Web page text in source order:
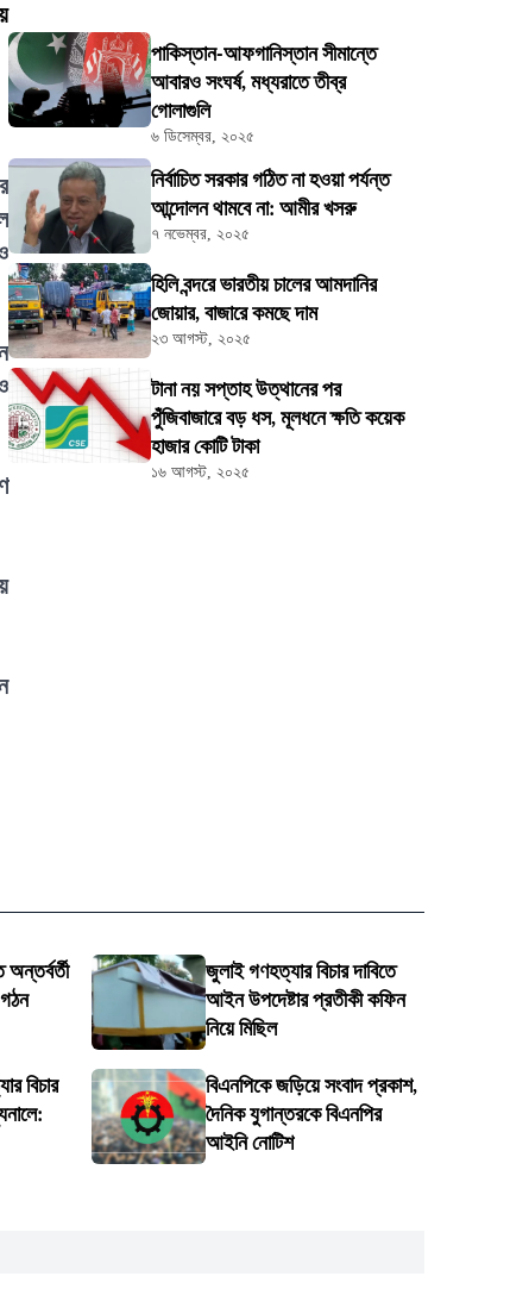
পাকিস্তান-আফগানিস্তান সীমান্তে
আবারও সংঘর্ষ, মধ্যরাতে তীব্র
গোলাগুলি
৬ ডিসেম্বর, ২০২৫
নির্বাচিত সরকার গঠিত না হওয়া পর্যন্ত
আন্দোলন থামবে না: আমীর খসরু
৭ নভেম্বর, ২০২৫
হিলি বন্দরে ভারতীয় চালের আমদানির
জোয়ার, বাজারে কমছে দাম
২৩ আগস্ট, ২০২৫
টানা নয় সপ্তাহ উত্থানের পর
পুঁজিবাজারে বড় ধস, মূলধনে ক্ষতি কয়েক
হাজার কোটি টাকা
১৬ আগস্ট, ২০২৫
অন্তর্বর্তী
জুলাই গণহত্যার বিচার দাবিতে
আইন উপদেষ্টার প্রতীকী কফিন
নিয়ে মিছিল
বিচার
বিএনপিকে জড়িয়ে সংবাদ প্রকাশ,
দৈনিক যুগান্তরকে বিএনপির
আইনি নোটিশ